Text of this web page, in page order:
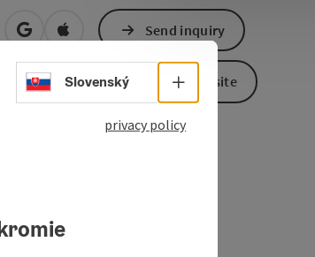
open in Google Maps
Open in Apple Maps
where
centre of
the
Send inquiry
To the website
Select language -
Slovenský
privacy policy